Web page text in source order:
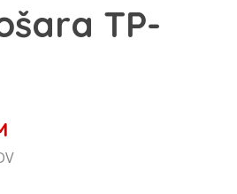
TP-
cijena